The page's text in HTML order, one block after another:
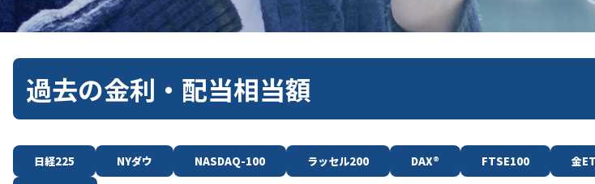
過去の金利・配当相当額
日経225 NYダウ NASDAQ-100 ラッセル200 DAX® FTSE100 金